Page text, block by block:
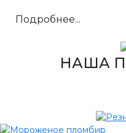
Подробнее...
НАША